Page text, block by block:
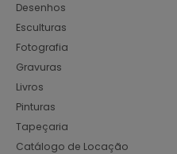
Desenhos
Esculturas
Fotografia
Gravuras
Livros
Pinturas
Tapeçaria
Catálogo de Locação